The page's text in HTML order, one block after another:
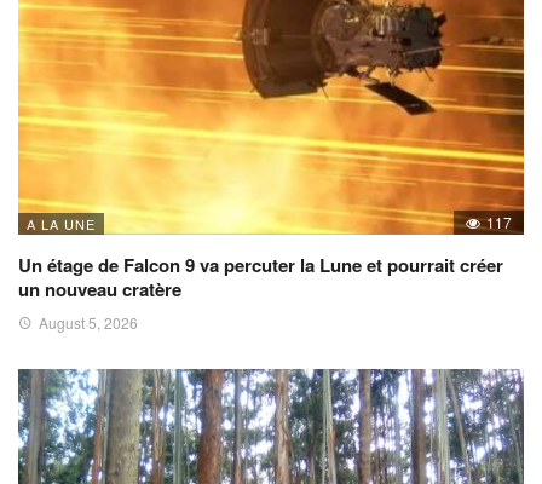
A LA UNE 117
Un étage de Falcon 9 va percuter la Lune et pourrait créer
un nouveau cratère
August 5, 2026